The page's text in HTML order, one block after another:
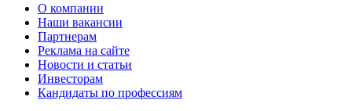
О компании
Наши вакансии
Партнерам
Реклама на сайте
Новости и статьи
Инвесторам
Кандидаты по профессиям